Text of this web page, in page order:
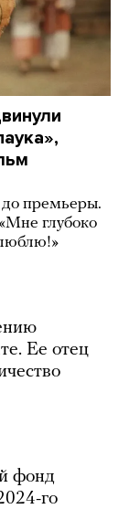
премьеры.
глубоко
Ее отец
фонд
го